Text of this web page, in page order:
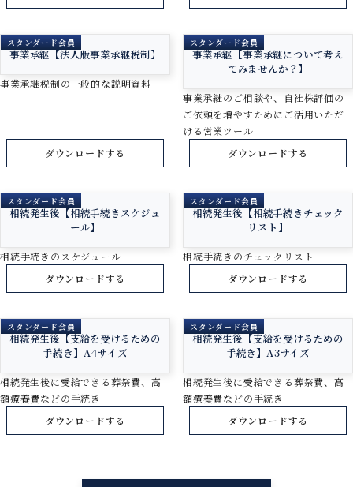
スタンダード会員
事業承継【法人版事業承継税制】
事業承継税制の一般的な説明資料
ダウンロードする
スタンダード会員
事業承継【事業承継について考え
てみませんか？】
事業承継のご相談や、自社株評価の
ご依頼を増やすためにご活用いただ
ける営業ツール
ダウンロードする
スタンダード会員
相続発生後【相続手続きスケジュ
ール】
相続手続きのスケジュール
ダウンロードする
スタンダード会員
相続発生後【相続手続きチェック
リスト】
相続手続きのチェックリスト
ダウンロードする
スタンダード会員
相続発生後【支給を受けるための
手続き】A4サイズ
相続発生後に受給できる葬祭費、高
額療養費などの手続き
ダウンロードする
スタンダード会員
相続発生後【支給を受けるための
手続き】A3サイズ
相続発生後に受給できる葬祭費、高
額療養費などの手続き
ダウンロードする